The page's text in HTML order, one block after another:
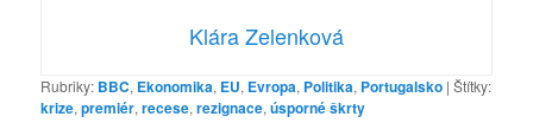
Klára Zelenková
Rubriky: BBC, Ekonomika, EU, Evropa, Politika, Portugalsko |Štítky:
krize,premiér,recese,rezignace,úsporné škrty